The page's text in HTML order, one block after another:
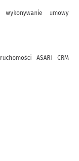
umowy
ASARI CRM